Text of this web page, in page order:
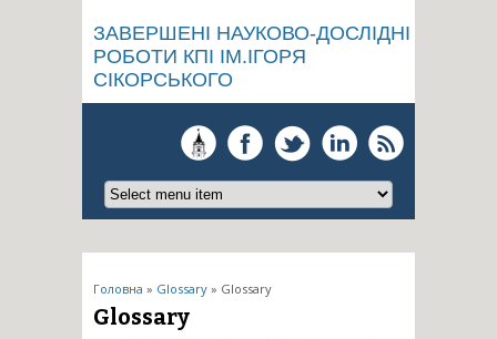
ЗАВЕРШЕНІ НАУКОВО-ДОСЛІДНІ
РОБОТИ КПІ ІМ.ІГОРЯ
СІКОРСЬКОГО
Ви є тут
Головна » Glossary » Glossary
Glossary